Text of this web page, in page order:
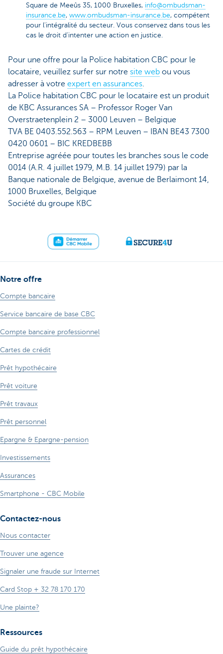
Square de Meeûs 35, 1000 Bruxelles, info@ombudsman-
insurance.be, www.ombudsman-insurance.be, compétent
pour l'intégralité du secteur. Vous conservez dans tous les
cas le droit d'intenter une action en justice.
Pour une offre pour la Police habitation CBC pour le
locataire, veuillez surfer sur notre site web ou vous
adresser à votre expert en assurances
La Police habitation CBC pour le locataire est un produit
de KBC Assurances SA – Professor Roger Van
Overstraetenplein 2 – 3000 Leuven – Belgique
TVA BE 0403.552.563 – RPM Leuven – IBAN BE43 7300
0420 0601 – BIC KREDBEBB
Entreprise agréée pour toutes les branches sous le code
0014 (A.R. 4 juillet 1979, M.B. 14 juillet 1979) par la
Banque nationale de Belgique, avenue de Berlaimont 14,
1000 Bruxelles, Belgique
Société du groupe KBC
Notre offre
Compte bancaire
Service bancaire de base CBC
Compte bancaire professionnel
Cartes de crédit
Prêt hypothécaire
Prêt voiture
Prêt travaux
Prêt personnel
Epargne & Epargne-pension
Investissements
Assurances
Smartphone - CBC Mobile
Contactez-nous
Nous contacter
Trouver une agence
Signaler une fraude sur Internet
Card Stop + 32 78 170 170
Une plainte?
Ressources
Guide du prêt hypothécaire